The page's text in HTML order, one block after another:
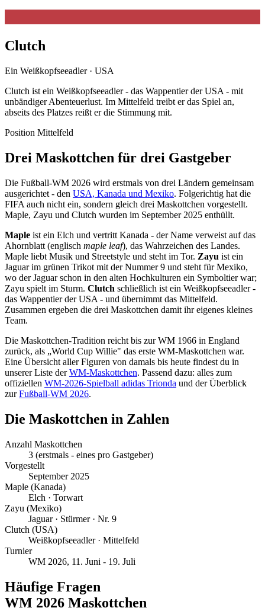
Clutch
Ein Weißkopfseeadler · USA
Clutch ist ein Weißkopfseeadler - das Wappentier der USA - mit
unbändiger Abenteuerlust. Im Mittelfeld treibt er das Spiel an,
abseits des Platzes reißt er die Stimmung mit.
Position Mittelfeld
Drei Maskottchen für drei Gastgeber
Die Fußball-WM 2026 wird erstmals von drei Ländern gemeinsam
ausgerichtet - den USA, Kanada und Mexiko. Folgerichtig hat die
FIFA auch nicht ein, sondern gleich drei Maskottchen vorgestellt.
Maple, Zayu und Clutch wurden im September 2025 enthüllt.
Maple ist ein Elch und vertritt Kanada - der Name verweist auf das
Ahornblatt (englisch maple leaf), das Wahrzeichen des Landes.
Maple liebt Musik und Streetstyle und steht im Tor. Zayu ist ein
Jaguar im grünen Trikot mit der Nummer 9 und steht für Mexiko,
wo der Jaguar schon in den alten Hochkulturen ein Symboltier war;
Zayu spielt im Sturm. Clutch schließlich ist ein Weißkopfseeadler -
das Wappentier der USA - und übernimmt das Mittelfeld.
Zusammen ergeben die drei Maskottchen damit ihr eigenes kleines
Team.
Die Maskottchen-Tradition reicht bis zur WM 1966 in England
zurück, als „World Cup Willie" das erste WM-Maskottchen war.
Eine Übersicht aller Figuren von damals bis heute findest du in
unserer Liste derWM-Maskottchen. Passend dazu: alles zum
offiziellen WM-2026-Spielball adidas Trionda und der Überblick
zurFußball-WM 2026.
Die Maskottchen in Zahlen
Anzahl Maskottchen
3 (erstmals - eines pro Gastgeber)
Vorgestellt
September 2025
Maple (Kanada)
Elch · Torwart
Zayu (Mexiko)
Jaguar · Stürmer · Nr. 9
Clutch (USA)
Weißkopfseeadler · Mittelfeld
Turnier
WM 2026, 11. Juni - 19. Juli
Häufige Fragen
WM 2026 Maskottchen